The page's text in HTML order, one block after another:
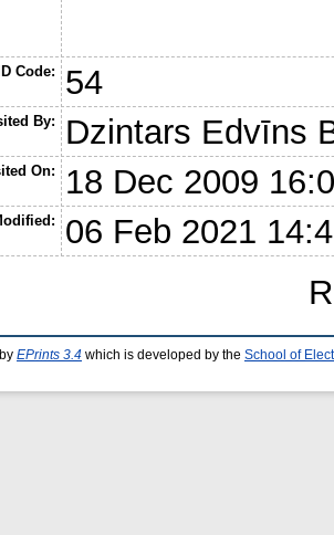
ID Code: 54
By: Dzintars Edvīns
On: 18 Dec 2009
06 Feb 2021
EPrints 3.4 which is developed by the School of